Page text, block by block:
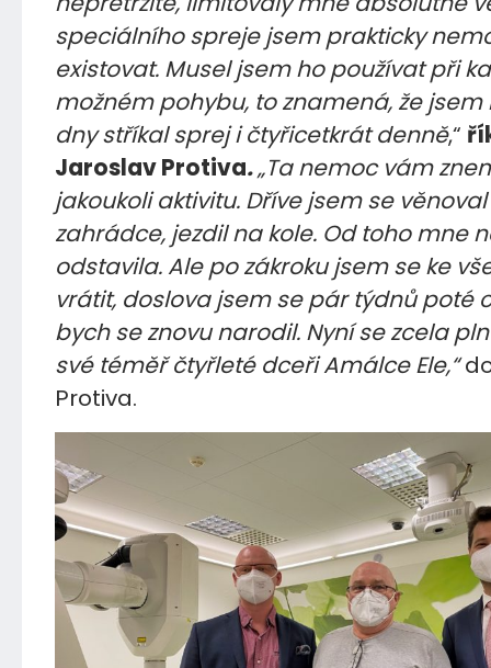
speciálního spreje jsem prakticky
existovat. Musel jsem ho používat při
možném pohybu, to znamená, že jsem
dny stříkal sprej i čtyřicetkrát denně,“
Jaroslav Protiva.„Ta nemoc vám
jakoukoli aktivitu. Dříve jsem se
zahrádce, jezdil na kole. Od toho mne
odstavila. Ale po zákroku jsem se ke
vrátit, doslova jsem se pár týdnů poté
bych se znovu narodil. Nyní se zcela
své téměř čtyřleté dceři Amálce Ele,“
Protiva.